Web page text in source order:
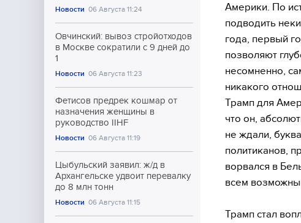
Новости 06 Августа 11:24
Овчинский: вывоз стройотходов
в Москве сократили с 9 дней до
1
Новости 06 Августа 11:23
Фетисов предрек кошмар от
назначения женщины в
руководство IIHF
Новости 06 Августа 11:19
Цыбульский заявил: ж/д в
Архангельске удвоит перевалку
до 8 млн тонн
Новости 06 Августа 11:15
Америки. По
подводить
года, первый
позволяют
несомненно,
никакого
Трамп для
что он,
не ждали,
политиканов,
ворвался в
всем
Трамп стал